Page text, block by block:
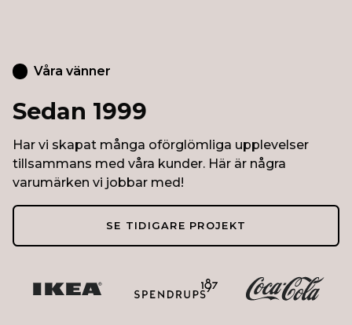
Våra vänner
Sedan 1999
Har vi skapat många oförglömliga upplevelser
tillsammans med våra kunder. Här är några
varumärken vi jobbar med!
SE TIDIGARE PROJEKT